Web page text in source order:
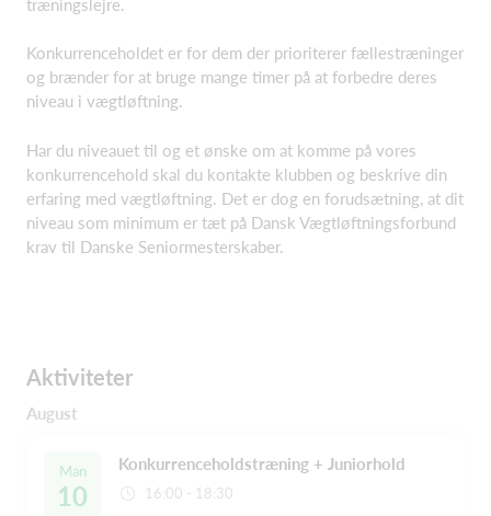
Konkurrenceholdet er for dem der prioriterer fællestræninger
og brænder for at bruge mange timer på at forbedre deres
niveau i vægtløftning.
Har du niveauet til og et ønske om at komme på vores
konkurrencehold skal du kontakte klubben og beskrive din
erfaring med vægtløftning. Det er dog en forudsætning, at dit
niveau som minimum er tæt på Dansk Vægtløftningsforbund
krav til Danske Seniormesterskaber.
Aktiviteter
August
Man
10
Konkurrenceholdstræning + Juniorhold
16:00 - 18:30